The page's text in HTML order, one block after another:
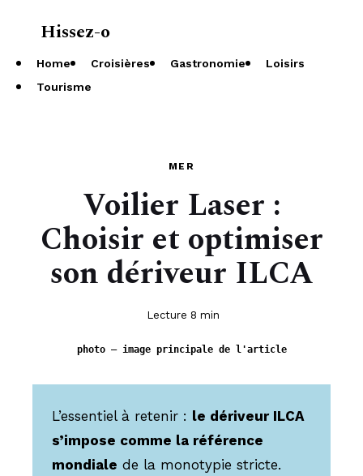
Hissez-o
Home Croisières Gastronomie
Loisirs
Tourisme
MER
Voilier Laser :
Choisir et optimiser
son dériveur ILCA
Lecture 8 min
photo — image principale de l'article
L’essentiel à retenir : le dériveur ILCA
s’impose comme la référence
mondiale de la monotypie stricte.